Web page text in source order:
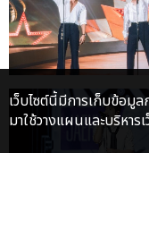
เว็บไซต์นี้มีการเก็บข้อมู
มาใช้วางแผนและบริหาร